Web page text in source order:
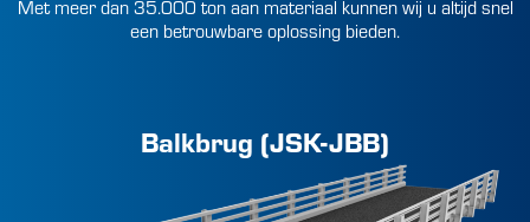
Met meer dan 35.000 ton aan materiaal kunnen wij u altijd snel
een betrouwbare oplossing bieden.
Balkbrug (JSK-JBB)